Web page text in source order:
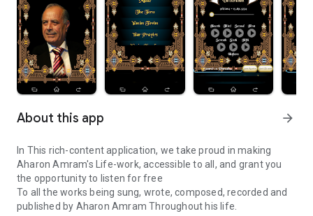
About this app arrow_forward
In This rich-content application, we take proud in making
Aharon Amram's Life-work, accessible to all, and grant you
the opportunity to listen for free
To all the works being sung, wrote, composed, recorded and
published by Aharon Amram Throughout his life.